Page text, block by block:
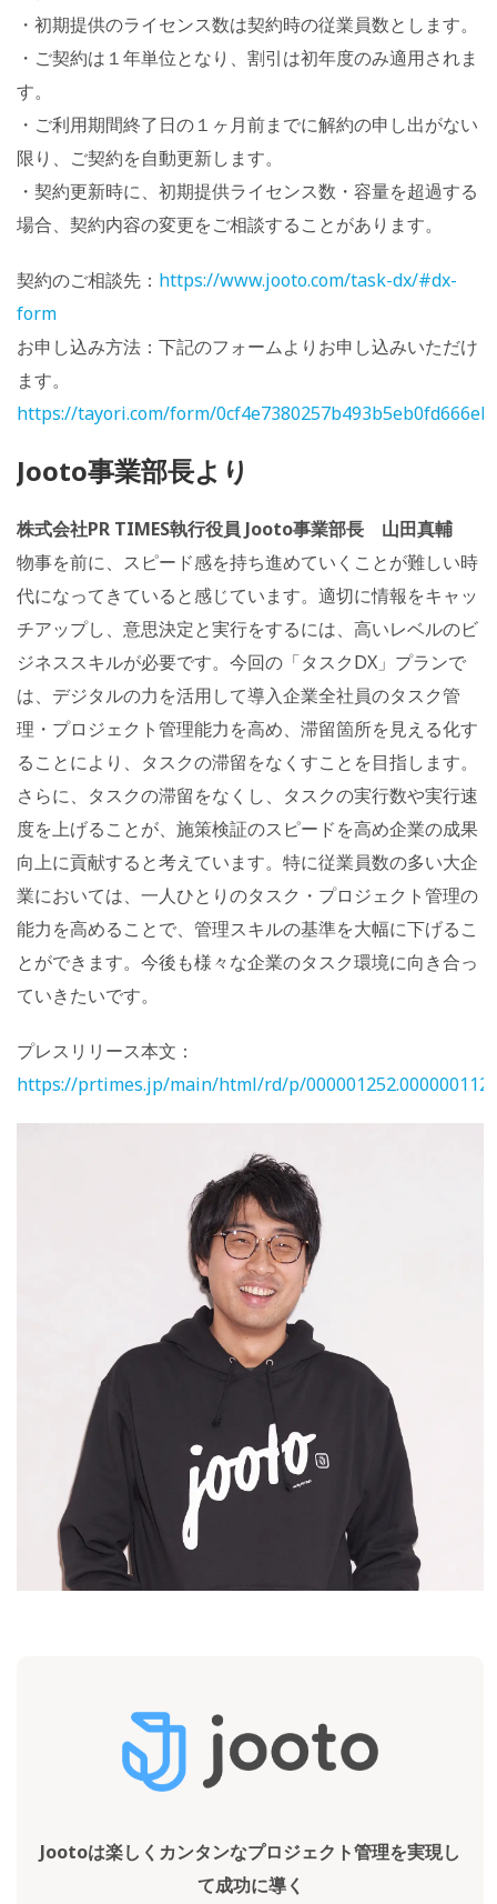
・初期提供のライセンス数は契約時の従業員数とします。
・ご契約は１年単位となり、割引は初年度のみ適用されま
す。
・ご利用期間終了日の１ヶ月前までに解約の申し出がない
限り、ご契約を自動更新します。
・契約更新時に、初期提供ライセンス数・容量を超過する
場合、契約内容の変更をご相談することがあります。
契約のご相談先： https://www.jooto.com/task-dx/#dx-
form
お申し込み方法：下記のフォームよりお申し込みいただけ
ます。
https://tayori.com/form/
Jooto事業部長より
株式会社PR TIMES執行役員 Jooto事業部長 山田真輔
物事を前に、スピード感を持ち進めていくことが難しい時
代になってきていると感じています。適切に情報をキャッ
チアップし、意思決定と実行をするには、高いレベルのビ
ジネススキルが必要です。今回の「タスクDX」プランで
は、デジタルの力を活用して導入企業全社員のタスク管
理・プロジェクト管理能力を高め、滞留箇所を見える化す
ることにより、タスクの滞留をなくすことを目指します。
さらに、タスクの滞留をなくし、タスクの実行数や実行速
度を上げることが、施策検証のスピードを高め企業の成果
向上に貢献すると考えています。特に従業員数の多い大企
業においては、一人ひとりのタスク・プロジェクト管理の
能力を高めることで、管理スキルの基準を大幅に下げるこ
とができます。今後も様々な企業のタスク環境に向き合っ
ていきたいです。
プレスリリース本文：
https://prtimes.jp/main/html/rd/p/
Jootoは楽しくカンタンなプロジェクト管理を実現し
て成功に導く